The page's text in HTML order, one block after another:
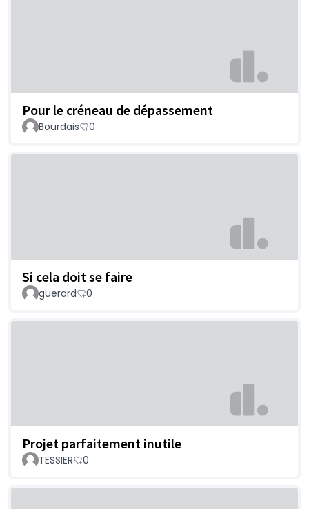
Pour le créneau de dépassement
Bourdais 0
Si cela doit se faire
guerard 0
Projet parfaitement inutile
TESSIER 0